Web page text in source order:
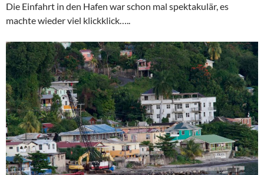
Die Einfahrt in den Hafen war schon mal spektakulär, es
machte wieder viel klickklick…..